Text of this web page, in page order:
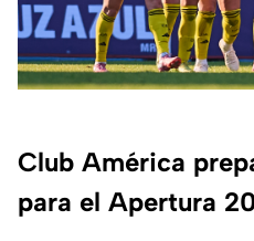
Club América
para el Apertura